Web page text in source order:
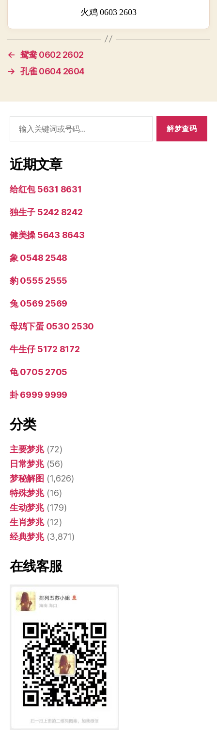
火鸡 0603 2603
← 鸳鸯 0602 2602
→ 孔雀 0604 2604
索：
近期文章
给红包 5631 8631
独生子 5242 8242
健美操 5643 8643
象 0548 2548
豹 0555 2555
兔 0569 2569
母鸡下蛋 0530 2530
牛生仔 5172 8172
龟 0705 2705
卦 6999 9999
分类
主要梦兆(72)
日常梦兆(56)
梦秘解图 (1,626)
特殊梦兆(16)
生动梦兆(179)
生肖梦兆(12)
经典梦兆(3,871)
在线客服